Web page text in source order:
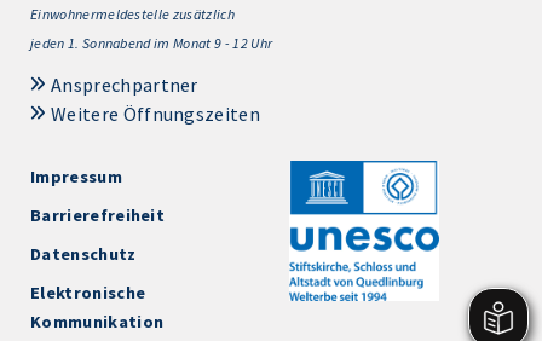
Einwohnermeldestelle zusätzlich
jeden 1. Sonnabend im Monat 9 - 12 Uhr
Ansprechpartner
Weitere Öffnungszeiten
Impressum
Barrierefreiheit
Datenschutz
Elektronische
Kommunikation